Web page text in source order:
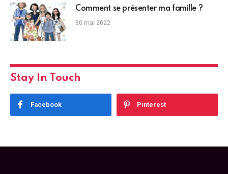
Comment se présenter ma famille ?
30 mai 2022
Stay In Touch
Facebook Pinterest